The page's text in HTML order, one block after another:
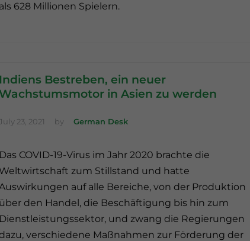
als 628 Millionen Spielern.
Indiens Bestreben, ein neuer
Wachstumsmotor in Asien zu werden
July 23, 2021 by German Desk
Das COVID-19-Virus im Jahr 2020 brachte die
Weltwirtschaft zum Stillstand und hatte
auf alle Bereiche, von der Produktion
über den Handel, die Beschäftigung bis hin zum
Dienstleistungssektor, und zwang die Regierungen
dazu, verschiedene Maßnahmen zur Förderung der